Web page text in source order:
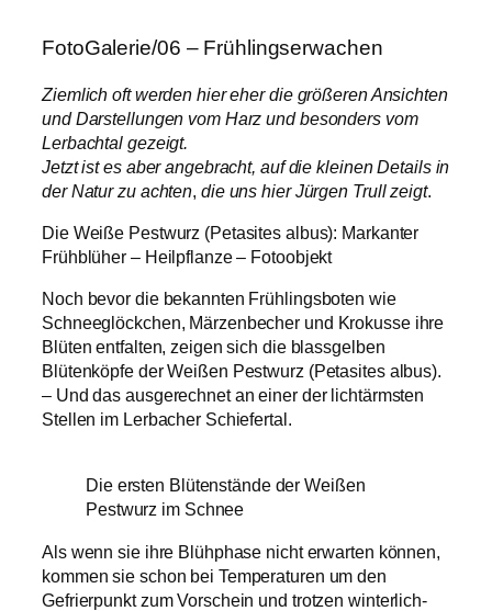
FotoGalerie/06 – Frühlingserwachen
Ziemlich oft werden hier eher die größeren Ansichten
und Darstellungen vom Harz und besonders vom
Lerbachtal gezeigt.
Jetzt ist es aber angebracht, auf die kleinen Details in
der Natur zu achten, die uns hier Jürgen Trull zeigt.
Die Weiße Pestwurz (Petasites albus): Markanter
Frühblüher – Heilpflanze – Fotoobjekt
Noch bevor die bekannten Frühlingsboten wie
Schneeglöckchen, Märzenbecher und Krokusse ihre
Blüten entfalten, zeigen sich die blassgelben
Blütenköpfe der Weißen Pestwurz (Petasites albus).
– Und das ausgerechnet an einer der lichtärmsten
Stellen im Lerbacher Schiefertal.
Die ersten Blütenstände der Weißen
Pestwurz im Schnee
Als wenn sie ihre Blühphase nicht erwarten können,
kommen sie schon bei Temperaturen um den
Gefrierpunkt zum Vorschein und trotzen winterlich-